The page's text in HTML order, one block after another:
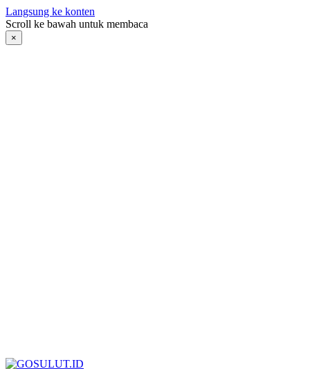
Langsung ke konten
Scroll ke bawah untuk membaca
×